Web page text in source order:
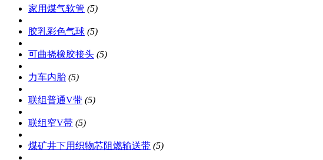
家用煤气软管 (5)
胶乳彩色气球 (5)
可曲挠橡胶接头 (5)
力车内胎 (5)
联组普通V带 (5)
联组窄V带 (5)
煤矿井下用织物芯阻燃输送带 (5)